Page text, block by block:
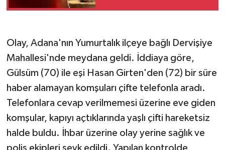
Olay, Adana'nın Yumurtalık ilçeye bağlı Dervişiye
Mahallesi'nde meydana geldi. İddiaya göre,
Gülsüm (70) ile eşi Hasan Girten'den (72) bir süre
haber alamayan komşuları çifte telefonla aradı.
Telefonlara cevap verilmemesi üzerine eve giden
komşular, kapıyı açtıklarında yaşlı çifti hareketsiz
halde buldu. İhbar üzerine olay yerine sağlık ve
polis ekipleri sevk edildi. Yapılan kontrolde